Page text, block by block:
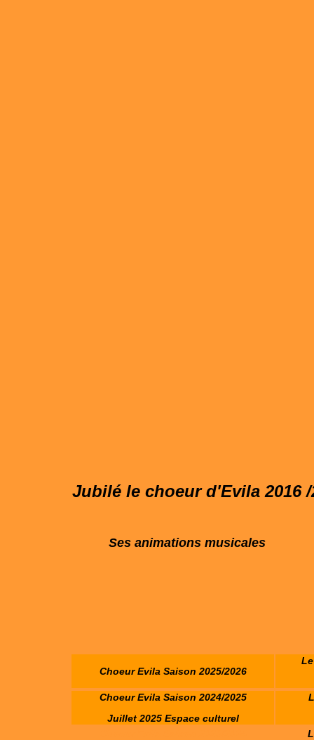
Jubilé le choeur d'Evila 2016
Ses animationsmusicales
Choeur Evila Saison 2025/2026
Choeur Evila Saison 2024/2025
Juillet 2025 Espace culturel